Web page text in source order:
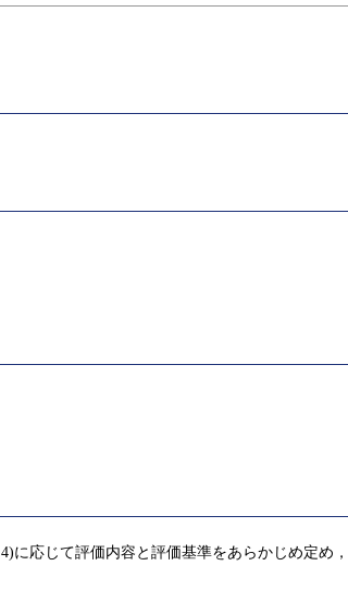
応じて評価内容と評価基準をあらかじめ定め